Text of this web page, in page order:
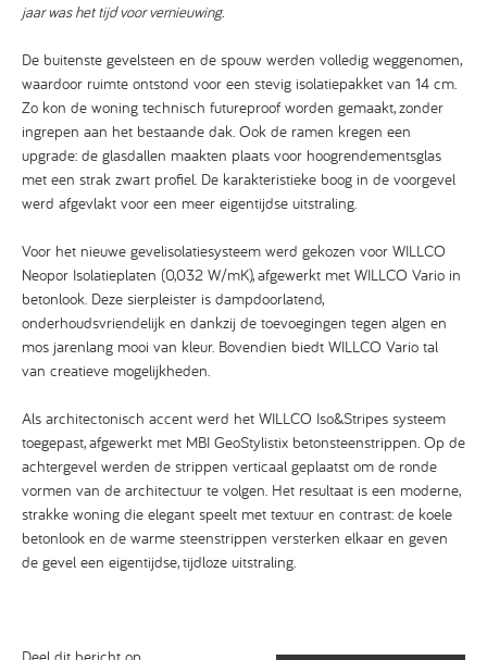
jaar was het tijd voor vernieuwing.
De buitenste gevelsteen en de spouw werden volledig weggenomen,
waardoor ruimte ontstond voor een stevig isolatiepakket van 14 cm.
Zo kon de woning technisch futureproof worden gemaakt, zonder
ingrepen aan het bestaande dak. Ook de ramen kregen een
upgrade: de glasdallen maakten plaats voor hoogrendementsglas
met een strak zwart profiel. De karakteristieke boog in de voorgevel
werd afgevlakt voor een meer eigentijdse uitstraling.
Voor het nieuwe gevelisolatiesysteem werd gekozen voor WILLCO
Neopor Isolatieplaten (0,032 W/mK), afgewerkt met WILLCO Vario in
betonlook. Deze sierpleister is dampdoorlatend,
onderhoudsvriendelijk en dankzij de toevoegingen tegen algen en
mos jarenlang mooi van kleur. Bovendien biedt WILLCO Vario tal
van creatieve mogelijkheden.
Als architectonisch accent werd het WILLCO Iso&Stripes systeem
toegepast, afgewerkt met MBI GeoStylistix betonsteenstrippen. Op de
achtergevel werden de strippen verticaal geplaatst om de ronde
vormen van de architectuur te volgen. Het resultaat is een moderne,
strakke woning die elegant speelt met textuur en contrast: de koele
betonlook en de warme steenstrippen versterken elkaar en geven
de gevel een eigentijdse, tijdloze uitstraling.